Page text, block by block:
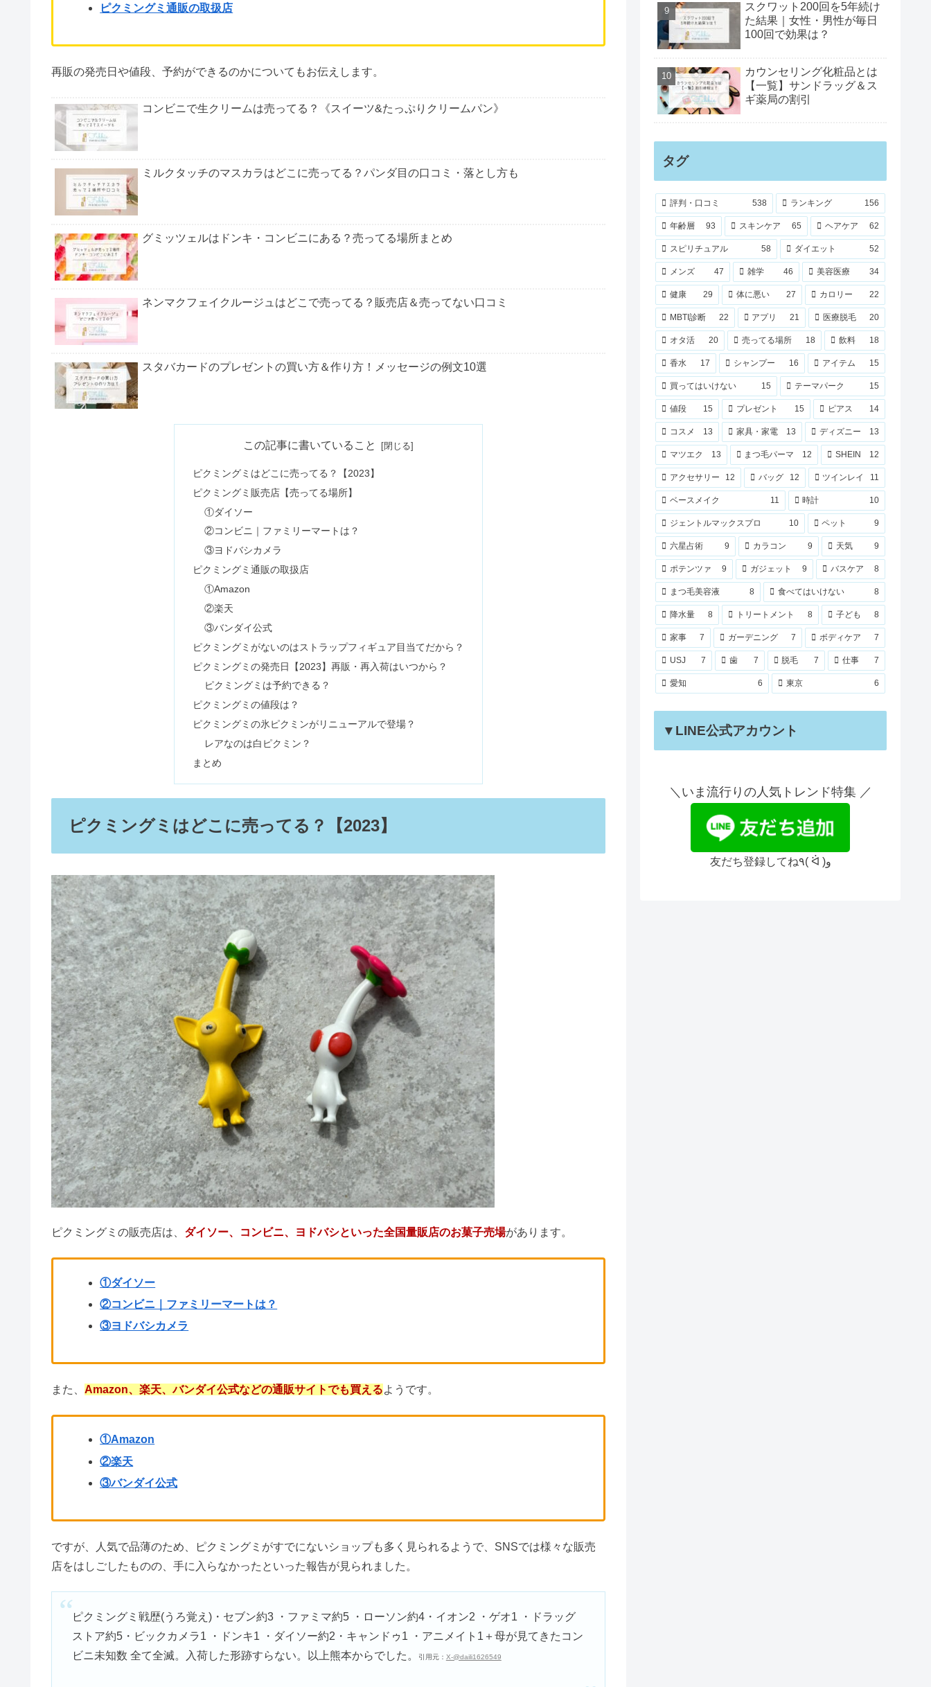
フリマサイトなどでは高額転売されるなど、SNSでもなかなか手に入らないといった声が多く見られる人気商
今回はそんな ピクミングミがどこに売ってるのか 、ダイソーやコンビニなどの販売店、Amazonや楽天といった
▼この記事に書いてあること
ピクミングミはどこに売ってる？【2023】
ピクミングミ販売店【売ってる場所】
ピクミングミ通販の取扱店
再販の発売日や値段、予約ができるのかについてもお伝えします。
ミルクタッチのマスカラはどこに売ってる？パンダ目の口コミ・落とし方も
グミッツェルはドンキ・コンビニにある？売ってる場所まとめ
ネンマクフェイクルージュはどこで売ってる？販売店＆売ってない口コミ
スタバカードのプレゼントの買い方＆作り方！メッセージの例文10選
急ぎで印鑑を買える場所｜ホームセンター&コンビニで売ってる？
ハパクリスティンはドンキにある？どこで買える&安全性は？
SHIROの香水が売ってる場所！ドンキ・ロフト・Amazonどこで買える？
セルライ子はドンキやロフトにある？どこで売ってる&痩せる口コミ
リファロックオイルどこで買える？ドンキ・ロフト取扱店舗まとめ
極上はちみつ紅茶はカルディ以外どこで売ってる？成城石井の店舗は？
地球グミを売ってる場所はどこ？ドンキ・カルディ・コストコを調査
水グミを売ってる場所！コンビニで売ってないか調べてみた
エナジードリンク『ASAP』はまずい？読み方＆売ってる場所【レビュー】
ピクミングミはどこに売ってる？【2023】
ピクミングミ販売店【売ってる場所】
①ダイソー
②コンビニ｜ファミリーマートは？
③ヨドバシカメラ
ピクミングミ通販の取扱店
①Amazon
②楽天
③バンダイ公式
ピクミングミがないのはストラップフィギュア目当てだから？
ピクミングミの発売日【2023】再販・再入荷はいつから？
ピクミングミは予約できる？
ピクミングミの値段は？
ピクミングミの氷ピクミンがリニューアルで登場？
レアなのは白ピクミン？
まとめ
ピクミングミはどこに売ってる？【2023】
ダイソー、コンビニ、ヨドバシといった全国量販店のお菓子売場
スクワット200回を5年続け
た結果｜女性・男性が毎日
100回で効果は？
カウンセリング化粧品とは
【一覧】サンドラッグ＆ス
ギ薬局の割引
タグ
評判・口コミ 538 ランキング 156
年齢層 93 スキンケア 65 ヘアケア 62
スピリチュアル 58 ダイエット 52
メンズ 47 雑学 46 美容医療 34
健康 29 体に悪い 27 カロリー 22
MBTI診断 22 アプリ 21 医療脱毛 20
オタ活 20 売ってる場所 18 飲料 18
香水 17 シャンプー 16 アイテム 15
買ってはいけない 15 テーマパーク 15
値段 15 プレゼント 15 ピアス 14
コスメ 13 家具・家電 13 ディズニー 13
マツエク 13 まつ毛パーマ 12 SHEIN 12
アクセサリー 12 バッグ 12 ツインレイ 11
ベースメイク 11 時計 10
ジェントルマックスプロ 10 ペット 9
六星占術 9 カラコン 9 天気 9
ポテンツァ 9 ガジェット 9 バスケア 8
まつ毛美容液 8 食べてはいけない 8
降水量 8 トリートメント 8 子ども 8
家事 7 ガーデニング 7 ボディケア 7
USJ 7 歯 7 脱毛 7 仕事 7
愛知 6 東京 6
▼LINE公式アカウント
＼いま流行りの人気トレンド特集 ／
友だち登録してね٩( ᐛ )و